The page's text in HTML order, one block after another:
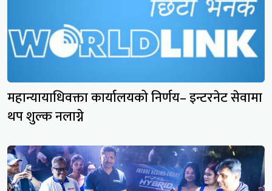
महान्यायाधिवक्ता कार्यालयको निर्णय– इन्टरनेट सेवामा
थप शुल्क नलाग्ने